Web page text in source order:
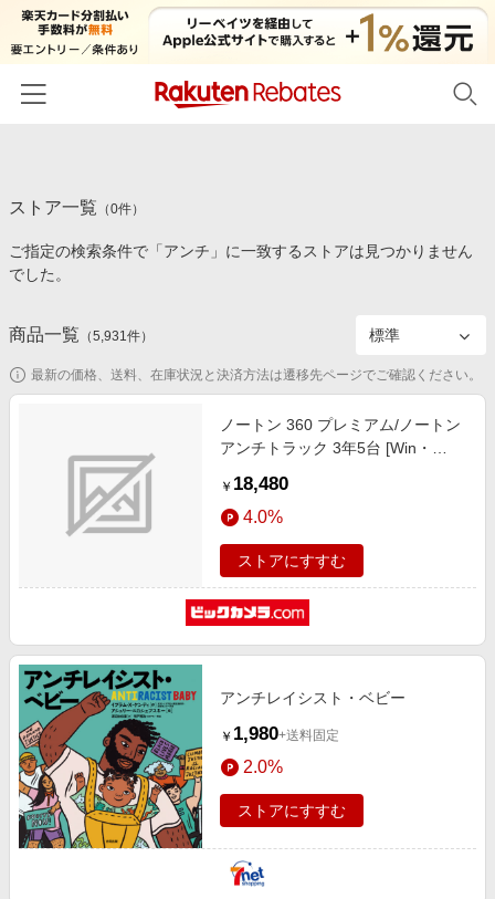
カテゴリー一覧
百貨店・総合ECモール
食品・スイーツ・お酒
コスメ・健康・医薬品
家電・PC・スマホ・カメラ
スポーツ・アウトドア・ゴルフ
旅行・レジャー・ホテル予約
生活・お役立ち
金融・マネー・保険
デジタルコンテンツ
ビジネス・その他サービス
イベント一覧
初回購入者限定特典
対象ストア新規限定特典
楽天ペイ導入ストア
楽天サービス特集
わくわく夏特集
とことん買い物チャレンジ
Apple公式サイト×楽天カード分割払い
Qoo10メガポ
Samsung ボーナスキャンペーン
週末の高還元 夏の長期版
ストア一覧 （0件）
ご指定の検索条件で「アンチ」に一致するストアは見つかりません
でした。
商品一覧 （5,931件）
最新の価格、送料、在庫状況と決済方法は遷移先ページでご確認ください。
ノートン 360 プレミアム/ノートン
アンチトラック 3年5台 [Win・
￥ 18,480
4.0%
ストアにすすむ
アンチレイシスト・ベビー
￥ 1,980+送料固定
2.0%
ストアにすすむ